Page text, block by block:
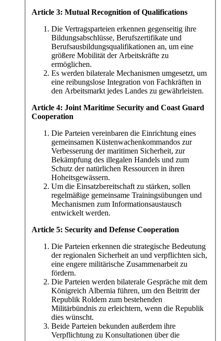
Article 3: Mutual Recognition of Qualifications
Die Vertragsparteien erkennen gegenseitig ihre
Bildungsabschlüsse, Berufszertifikate und
Berufsausbildungsqualifikationen an, um eine
größere Mobilität der Arbeitskräfte zu
ermöglichen.
Es werden bilaterale Mechanismen umgesetzt, um
eine reibungslose Integration von Fachkräften in
den Arbeitsmarkt jedes Landes zu gewährleisten.
Article 4: Joint Maritime Security and Coast Guard
Cooperation
Die Parteien vereinbaren die Einrichtung eines
gemeinsamen Küstenwachenkommandos zur
Verbesserung der maritimen Sicherheit, zur
Bekämpfung des illegalen Handels und zum
Schutz der natürlichen Ressourcen in ihren
Hoheitsgewässern.
Um die Einsatzbereitschaft zu stärken, sollen
regelmäßige gemeinsame Trainingsübungen und
Mechanismen zum Informationsaustausch
entwickelt werden.
Article 5: Security and Defense Cooperation
Die Parteien erkennen die strategische Bedeutung
der regionalen Sicherheit an und verpflichten sich,
eine engere militärische Zusammenarbeit zu
fördern.
Die Parteien werden bilaterale Gespräche mit dem
Königreich Albernia führen, um den Beitritt der
Republik Roldem zum bestehenden
Militärbündnis zu erleichtern, wenn die Republik
dies wünscht.
Beide Parteien bekunden außerdem ihre
Verpflichtung zu Konsultationen über die